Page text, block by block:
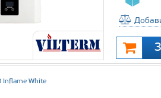
Inflame White